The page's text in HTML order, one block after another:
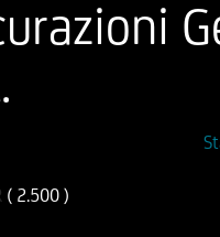
( 2.500 )